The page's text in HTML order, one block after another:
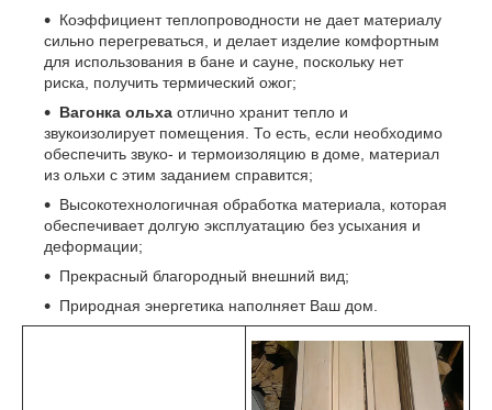
Коэффициент теплопроводности не дает материалу
сильно перегреваться, и делает изделие комфортным
для использования в бане и сауне, поскольку нет
риска, получить термический ожог;
Вагонка ольха отлично хранит тепло и
звукоизолирует помещения. То есть, если необходимо
обеспечить звуко- и термоизоляцию в доме, материал
из ольхи с этим заданием справится;
Высокотехнологичная обработка материала, которая
обеспечивает долгую эксплуатацию без усыхания и
деформации;
Прекрасный благородный внешний вид;
Природная энергетика наполняет Ваш дом.